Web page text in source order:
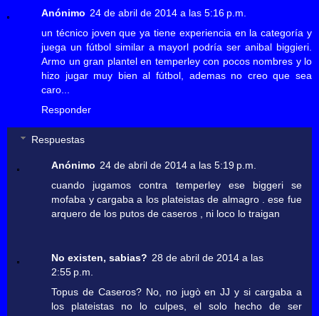
Anónimo 24 de abril de 2014 a las 5:16 p.m.
un técnico joven que ya tiene experiencia en la categoría y
juega un fútbol similar a mayorl podría ser anibal biggieri.
Armo un gran plantel en temperley con pocos nombres y lo
hizo jugar muy bien al fútbol, ademas no creo que sea
caro...
Responder
Respuestas
Anónimo 24 de abril de 2014 a las 5:19 p.m.
cuando jugamos contra temperley ese biggeri se
mofaba y cargaba a los plateistas de almagro . ese fue
arquero de los putos de caseros , ni loco lo traigan
No existen, sabias? 28 de abril de 2014 a las
2:55 p.m.
Topus de Caseros? No, no jugò en JJ y si cargaba a
los plateistas no lo culpes, el solo hecho de ser